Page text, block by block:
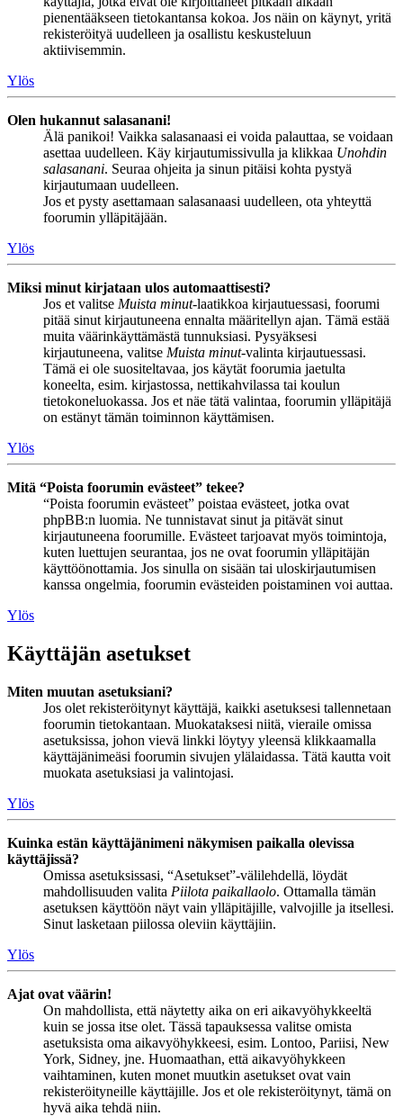
pienentääkseen tietokantansa kokoa. Jos näin on käynyt, yritä
rekisteröityä uudelleen ja osallistu keskusteluun
aktiivisemmin.
Ylös
Olen hukannut salasanani!
Älä panikoi! Vaikka salasanaasi ei voida palauttaa, se voidaan
asettaa uudelleen. Käy kirjautumissivulla ja klikkaa Unohdin
salasanani. Seuraa ohjeita ja sinun pitäisi kohta pystyä
kirjautumaan uudelleen.
Jos et pysty asettamaan salasanaasi uudelleen, ota yhteyttä
foorumin ylläpitäjään.
Ylös
Miksi minut kirjataan ulos automaattisesti?
Jos et valitse Muista minut-laatikkoa kirjautuessasi, foorumi
pitää sinut kirjautuneena ennalta määritellyn ajan. Tämä estää
muita väärinkäyttämästä tunnuksiasi. Pysyäksesi
kirjautuneena, valitse Muista minut-valinta kirjautuessasi.
Tämä ei ole suositeltavaa, jos käytät foorumia jaetulta
koneelta, esim. kirjastossa, nettikahvilassa tai koulun
tietokoneluokassa. Jos et näe tätä valintaa, foorumin ylläpitäjä
on estänyt tämän toiminnon käyttämisen.
Ylös
Mitä “Poista foorumin evästeet” tekee?
“Poista foorumin evästeet” poistaa evästeet, jotka ovat
phpBB:n luomia. Ne tunnistavat sinut ja pitävät sinut
kirjautuneena foorumille. Evästeet tarjoavat myös toimintoja,
kuten luettujen seurantaa, jos ne ovat foorumin ylläpitäjän
käyttöönottamia. Jos sinulla on sisään tai uloskirjautumisen
kanssa ongelmia, foorumin evästeiden poistaminen voi auttaa.
Ylös
Käyttäjän asetukset
Miten muutan asetuksiani?
Jos olet rekisteröitynyt käyttäjä, kaikki asetuksesi tallennetaan
foorumin tietokantaan. Muokataksesi niitä, vieraile omissa
asetuksissa, johon vievä linkki löytyy yleensä klikkaamalla
käyttäjänimeäsi foorumin sivujen ylälaidassa. Tätä kautta voit
muokata asetuksiasi ja valintojasi.
Ylös
Kuinka estän käyttäjänimeni näkymisen paikalla olevissa
käyttäjissä?
Omissa asetuksissasi, “Asetukset”-välilehdellä, löydät
mahdollisuuden valita Piilota paikallaolo. Ottamalla tämän
asetuksen käyttöön näyt vain ylläpitäjille, valvojille ja itsellesi.
Sinut lasketaan piilossa oleviin käyttäjiin.
Ylös
Ajat ovat väärin!
On mahdollista, että näytetty aika on eri aikavyöhykkeeltä
kuin se jossa itse olet. Tässä tapauksessa valitse omista
asetuksista oma aikavyöhykkeesi, esim. Lontoo, Pariisi, New
York, Sidney, jne. Huomaathan, että aikavyöhykkeen
vaihtaminen, kuten monet muutkin asetukset ovat vain
rekisteröityneille käyttäjille. Jos et ole rekisteröitynyt, tämä on
hyvä aika tehdä niin.